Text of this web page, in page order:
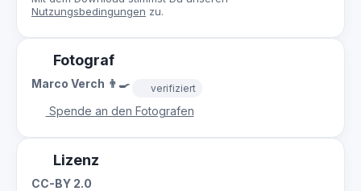
Nutzungsbedingungen zu.
Fotograf
Marco Verch 👨‍🍳 verifiziert
Spende an den Fotografen
Lizenz
CC-BY 2.0